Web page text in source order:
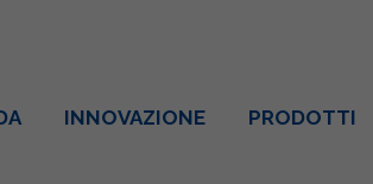
INNOVAZIONE PRODOTTI